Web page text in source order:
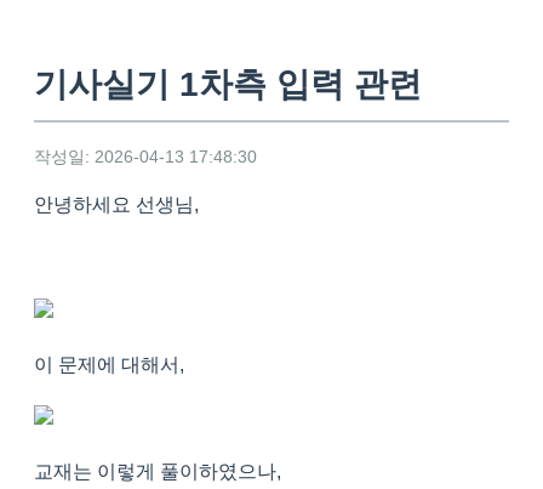
기사실기 1차측 입력 관련
작성일: 2026-04-13 17:48:30
안녕하세요 선생님,
이 문제에 대해서,
교재는 이렇게 풀이하였으나,